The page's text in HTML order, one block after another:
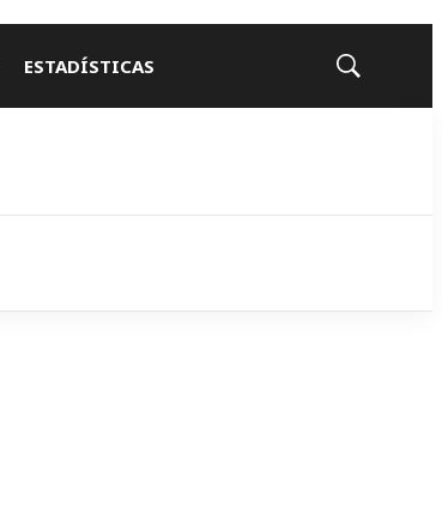
ESTADÍSTICAS
Mostrar